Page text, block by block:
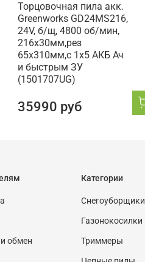
Торцовочная пила акк.
Greenworks GD24MS216,
24V, б/щ, 4800 об/мин,
216x30мм,рез
65х310мм,c 1х5 АКБ Ач
и быстрым ЗУ
(1501707UG)
35990 руб
обмен
Категории
Снегоуборщики
Газонокосилки
Триммеры